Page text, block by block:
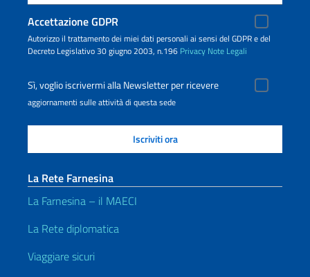
Accettazione GDPR
Autorizzo il trattamento dei miei dati personali ai sensi del GDPR e del
Decreto Legislativo 30 giugno 2003, n.196 Privacy Note Legali
Sì, voglio iscrivermi alla Newsletter per ricevere
aggiornamenti sulle attività di questa sede
La Rete Farnesina
La Farnesina – il MAECI
La Rete diplomatica
Viaggiare sicuri